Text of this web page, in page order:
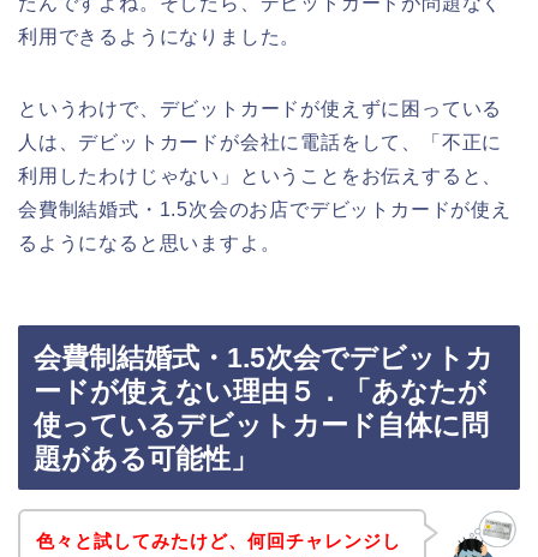
利用できるようになりました。
というわけで、デビットカードが使えずに困っている
人は、デビットカードが会社に電話をして、「不正に
利用したわけじゃない」ということをお伝えすると、
会費制結婚式・1.5次会のお店でデビットカードが使え
るようになると思いますよ。
会費制結婚式・1.5次会でデビットカ
ードが使えない理由５．「あなたが
使っているデビットカード自体に問
題がある可能性」
色々と試してみたけど、何回チャレンジし